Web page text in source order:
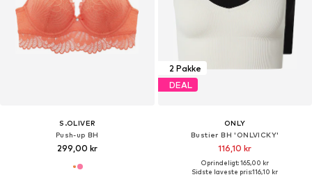
S.OLIVER
Push-up BH
299,00 kr
2 Pakke
DEAL
ONLY
Bustier BH 'ONLVICKY'
116,10 kr
Oprindeligt: 165,00 kr
Sidste laveste pris:116,10 kr